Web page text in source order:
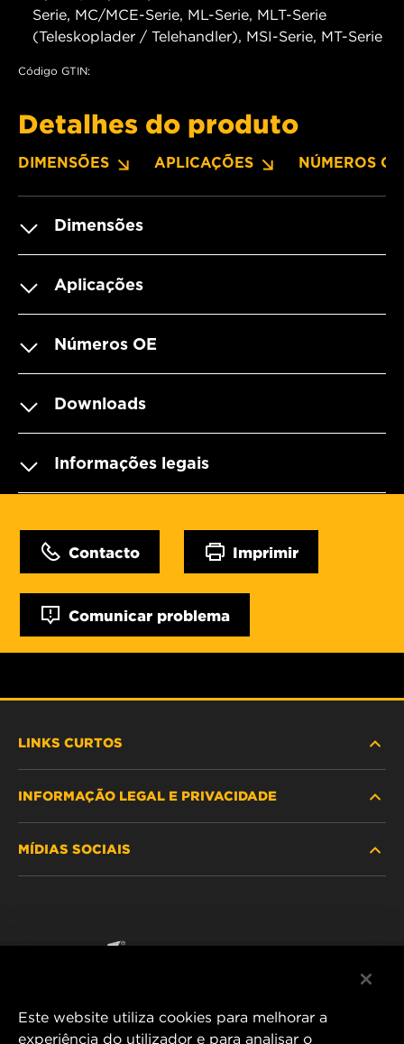
Serie, MC/MCE-Serie, ML-Serie, MLT-Serie
(Teleskoplader / Telehandler), MSI-Serie, MT-Serie
Código GTIN:
Detalhes do produto
DIMENSÕES APLICAÇÕES NÚMEROS OE
Dimensões
Aplicações
Números OE
Downloads
Informações legais
Contacto Imprimir
Comunicar problema
LINKS CURTOS
PROCURE O FILTRO
ONDE COMPRAR
CONTACTE NOS
INFORMAÇÃO LEGAL E PRIVACIDADE
MÍDIAS SOCIAIS
Este website utiliza cookies para melhorar a
experiência do utilizador e para analisar o